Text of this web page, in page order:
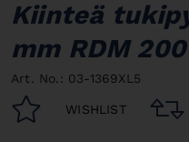
Kiinteä
mm RDM
Art. No.: 03-1369XL5
WISHLIST